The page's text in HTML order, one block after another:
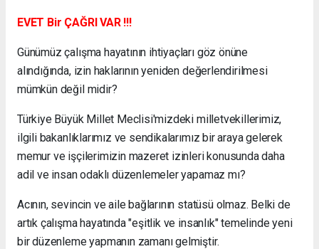
EVET Bir ÇAĞRI VAR !!!
Günümüz çalışma hayatının ihtiyaçları göz önüne
alındığında, izin haklarının yeniden değerlendirilmesi
mümkün değil midir?
Türkiye Büyük Millet Meclisi'mizdeki milletvekillerimiz,
ilgili bakanlıklarımız ve sendikalarımız bir araya gelerek
memur ve işçilerimizin mazeret izinleri konusunda daha
adil ve insan odaklı düzenlemeler yapamaz mı?
Acının, sevincin ve aile bağlarının statüsü olmaz. Belki de
artık çalışma hayatında "eşitlik ve insanlık" temelinde yeni
bir düzenleme yapmanın zamanı gelmiştir.